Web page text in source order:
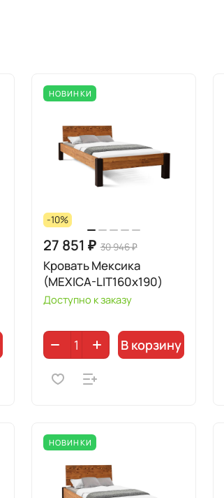
НОВИНКИ
-10%
27 851 ₽ 30 946 ₽
Кровать Мексика
(MEXICA-LIT160х190)
Доступно к заказу
В корзину
НОВИНКИ